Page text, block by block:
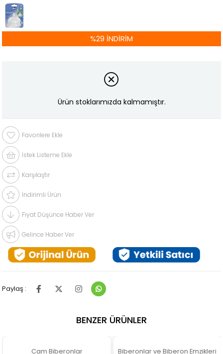
%29 İNDIRIM
Ürün stoklarımızda kalmamıştır.
Favorilere Ekle
İstek Listeme Ekle
Karşılaştır
İndirimli Ürün
Fiyat Düşünce Haber Ver
Gelince Haber Ver
Paylaş :
BENZER ÜRÜNLER
Cam Biberonlar Biberonlar ve Biberon Emzikleri